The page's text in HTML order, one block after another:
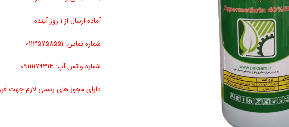
آماده ارسال از ۱ روز آینده
شماره تماس: 01135758551
شماره واتس آپ: 09111179314
دارای مجوز های رسمی لازم جهت